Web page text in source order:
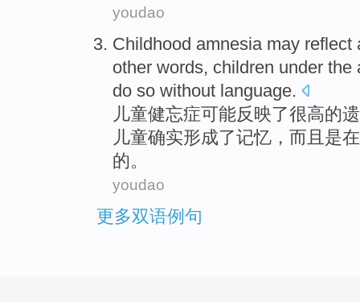
youdao
Childhood amnesia may reflect
other words, children under the
do so without language.
儿童健忘症可能反映了很高的
儿童确实形成了记忆 ， 而且 是
的。
youdao
更多双语例句